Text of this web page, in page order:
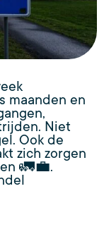
maanden en
Niet
Ook de
zich zorgen
🚛💼.